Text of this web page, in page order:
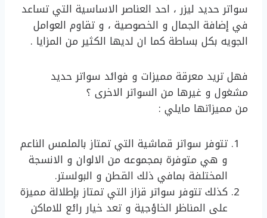
سواتر حديد ليزر ، احد العناصر الاساسية التي تساعد
في إضافة الجمال و الخصوصية ، و تقاوم العوامل
الجويه بكل بساطة كما ان لديها الكثير من المزايا .
فهل تريد معرقة مميزات و فوائد سواتر حديد
مشغول و غيرها من السواتر الاخرى ؟
من مميزاتها مايلي :
تتوفر سواتر قماشية التي تمتاز بالملمس الناعم
و هي متوفرة بمجموعه من الالوان و الانسجة
المختلفة بمافي ذلك القطن و البولستر.
كذلك تتوفر سواتر قزاز التي تمتاز بإطلالة مميزة
على المناظر الخاؤجية و تعد خيار رائع للاماكن